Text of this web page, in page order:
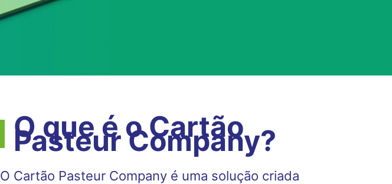
O que é o Cartão
Pasteur Company?
O Cartão Pasteur Company é uma solução criada